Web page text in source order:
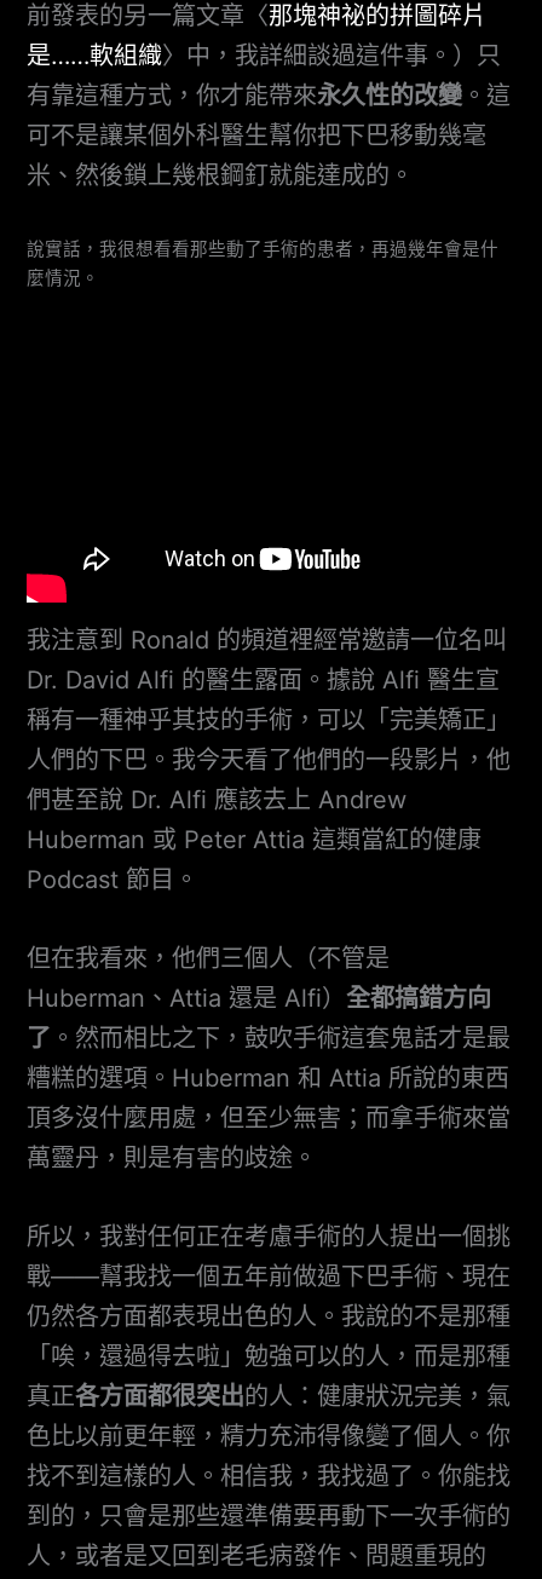
前發表的另一篇文章〈那塊神祕的拼圖碎片
是……軟組織〉中，我詳細談過這件事。）只
有靠這種方式，你才能帶來永久性的改變 。這
可不是讓某個外科醫生幫你把下巴移動幾毫
米、然後鎖上幾根鋼釘就能達成的。
說實話，我很想看看那些動了手術的患者，再過幾年會是什
麼情況。
我注意到 Ronald 的頻道裡經常邀請一位名叫
Dr. David Alfi 的醫生露面。據說 Alfi 醫生宣
稱有一種神乎其技的手術，可以「完美矯正」
人們的下巴。我今天看了他們的一段影片，他
們甚至說 Dr. Alfi 應該去上 Andrew
Huberman 或 Peter Attia 這類當紅的健康
Podcast 節目。
但在我看來，他們三個人（不管是
Huberman、Attia 還是 Alfi）全都搞錯方向
了 。然而相比之下，鼓吹手術這套鬼話才是最
糟糕的選項。Huberman 和 Attia 所說的東西
頂多沒什麼用處，但至少無害；而拿手術來當
萬靈丹，則是有害的歧途。
所以，我對任何正在考慮手術的人提出一個挑
戰——幫我找一個五年前做過下巴手術、現在
仍然各方面都表現出色的人。我說的不是那種
「唉，還過得去啦」勉強可以的人，而是那種
真正各方面都很突出的人：健康狀況完美，氣
色比以前更年輕，精力充沛得像變了個人。你
找不到這樣的人。相信我，我找過了。你能找
到的，只會是那些還準備要再動下一次手術的
人，或者是又回到老毛病發作、問題重現的